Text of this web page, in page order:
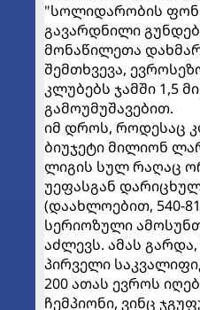
"სოლიდარობის
გავარდნილი
მონაწილეთა
შემთხვევა,
კლუბებს ჯამში 1,5
გამოუმუშავებით.
იმ დროს, როდესაც
ბიუჯეტი მილიონ
ლიგის სულ რაღაც
უეფასგან
(დაახლოებით, 540-
სერიოზული
აძლევს. ამას
პირველი
200 ათას ევროს
ჩემპიონი, ვინც